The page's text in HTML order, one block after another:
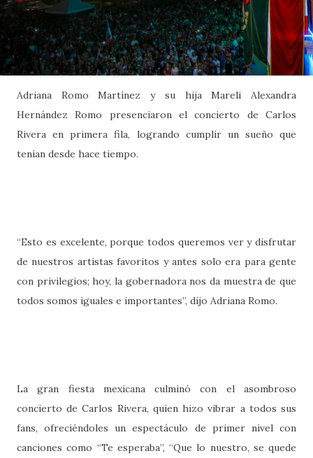
Adriana Romo Martínez y su hija Mareli Alexandra
Hernández Romo presenciaron el concierto de Carlos
Rivera en primera fila, logrando cumplir un sueño que
tenían desde hace tiempo.
“Esto es excelente, porque todos queremos ver y disfrutar
de nuestros artistas favoritos y antes solo era para gente
con privilegios; hoy, la gobernadora nos da muestra de que
todos somos iguales e importantes”, dijo Adriana Romo.
La gran fiesta mexicana culminó con el asombroso
concierto de Carlos Rivera, quien hizo vibrar a todos sus
fans, ofreciéndoles un espectáculo de primer nivel con
canciones como “Te esperaba”, “Que lo nuestro, se quede